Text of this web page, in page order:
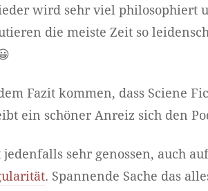
wird sehr viel philosophiert
die meiste Zeit so
Fazit kommen, dass Sciene
ein schöner Anreiz sich den
jedenfalls sehr genossen, auch
. Spannende Sache das